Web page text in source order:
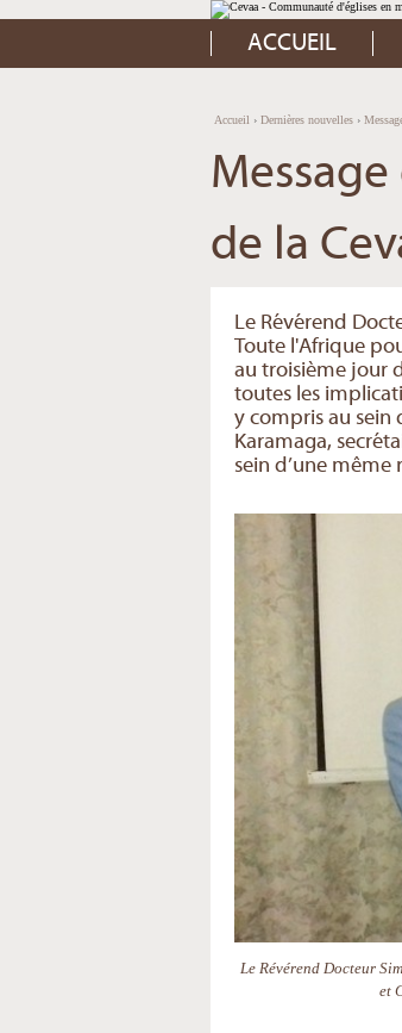
Aller
au
contenu.
Aller
à
Outils
personnels
ACCUEIL
Accueil › Dernières nouvelles ›
de la
Le Révérend
Toute l'Afrique
au troisième jour
toutes les
y compris au sein
Karamaga,
sein d’une
Le Révérend Docteur
et